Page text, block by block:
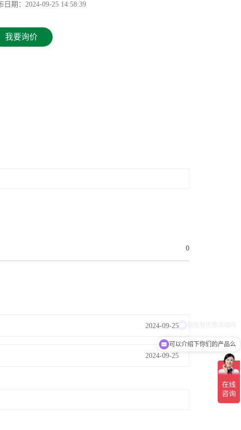
日期：2024-09-25 14:58:39
我要询价
0
2024-09-25
2024-09-25
可以介绍下你们的产品么